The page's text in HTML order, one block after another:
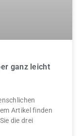
ganz leicht
Artikel finden
die drei